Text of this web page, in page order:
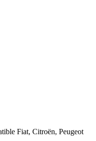
Fiat, Citroën, Peugeot